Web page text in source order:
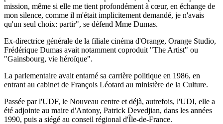
mission, même si elle me tient profondément à cœur, en échange de
mon silence, comme il m'était implicitement demandé, je n'avais
qu'un seul choix: partir", se défend Mme Dumas.
Ex-directrice générale de la filiale cinéma d'Orange, Orange Studio,
Frédérique Dumas avait notamment coproduit "The Artist" ou
"Gainsbourg, vie héroïque".
La parlementaire avait entamé sa carrière politique en 1986, en
entrant au cabinet de François Léotard au ministère de la Culture.
Passée par l'UDF, le Nouveau centre et déjà, autrefois, l'UDI, elle a
été adjointe au maire d'Antony, Patrick Devedjian, dans les années
1990, puis a siégé au conseil régional d'Île-de-France.